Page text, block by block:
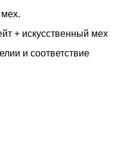
+ искусственный мех
и соответствие